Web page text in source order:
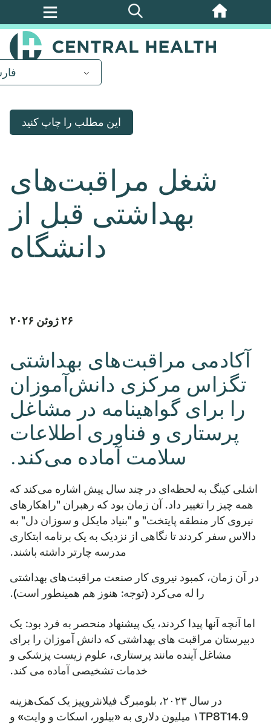
پرش
این مطلب را چاپ کنید
شغل مراقبت‌های
بهداشتی قبل از
دانشگاه
۲۶ ژوئن ۲۰۲۶
آکادمی مراقبت‌های بهداشتی
تگزاس مرکزی دانش‌آموزان
را برای گواهینامه در مشاغل
پرستاری و فناوری اطلاعات
سلامت آماده می‌کند.
اشلی کینگ به لحظه‌ای در چند سال پیش اشاره می‌کند که
همه چیز را تغییر داد. آن زمان بود که رهبران "راهکارهای
نیروی کار منطقه پایتخت" و "بنیاد مایکل و سوزان دل" به
دالاس سفر کردند تا نگاهی از نزدیک به یک برنامه ابتکاری
مدرسه چارتر داشته باشند.
در آن زمان، کمبود نیروی کار صنعت مراقبت‌های بهداشتی
را له می‌کرد (توجه: هنوز هم همینطور است).
اما آنچه آنها پیدا کردند، یک پیشنهاد منحصر به فرد بود: یک
دبیرستان مراقبت های بهداشتی که دانش آموزان را برای
مشاغل آینده مانند پرستاری، علوم زیست پزشکی و
خدمات تشخیصی آماده می کند.
در سال ۲۰۲۳، بلومبرگ فیلانثروپیز یک کمک‌هزینه
۱TP8T14.9 میلیون دلاری به «بیلور، اسکات و وایت» و